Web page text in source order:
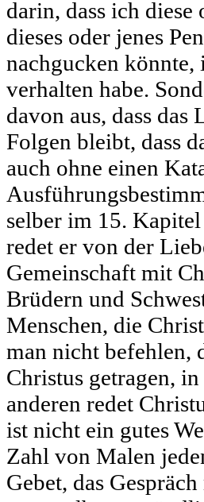
darin, dass ich
dieses oder jenes
nachgucken
verhalten habe.
davon aus, dass
Folgen bleibt, dass
auch ohne einen
selber im 15.
redet er von der
Gemeinschaft mit
Brüdern und
Menschen, die
man nicht befehlen,
Christus getragen,
anderen redet
ist nicht ein gutes
Zahl von Malen
Gebet, das